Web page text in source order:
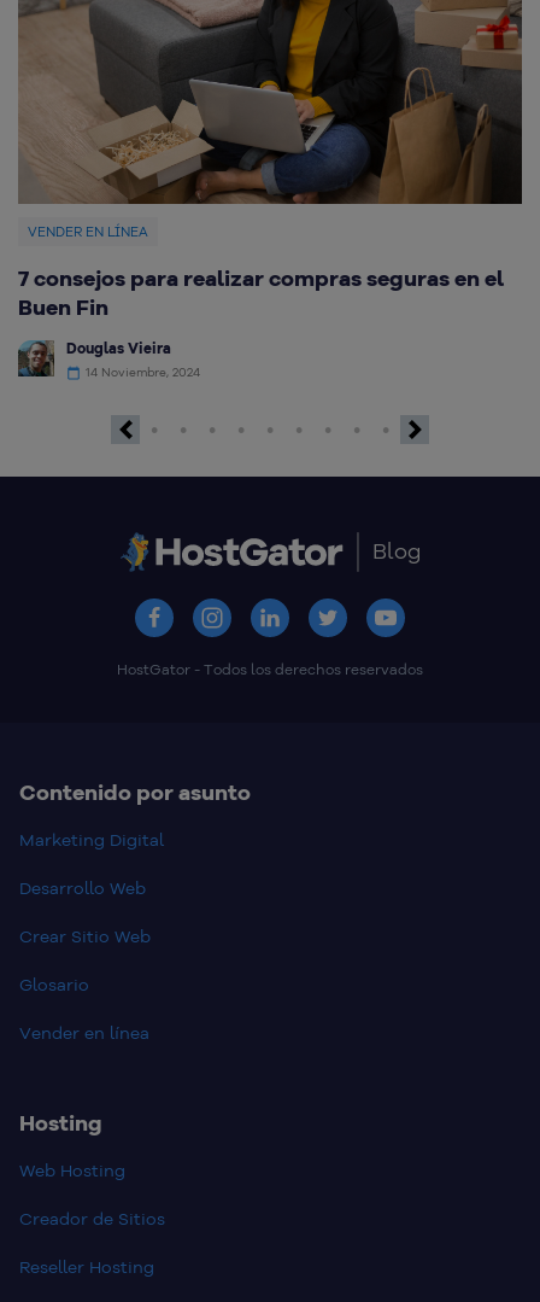
VENDER EN LÍNEA
7 consejos para realizar compras seguras en el
Buen Fin
Douglas Vieira
14 Noviembre, 2024
Blog
HostGator - Todos los derechos reservados
Contenido por asunto
Marketing Digital
Desarrollo Web
Crear Sitio Web
Glosario
Vender en línea
Hosting
Web Hosting
Creador de Sitios
Reseller Hosting